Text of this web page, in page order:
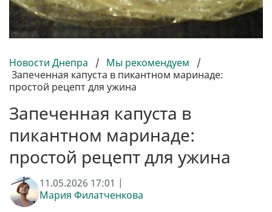
Новости Днепра / Мы рекомендуем
/
Запеченная капуста в пикантном маринаде:
простой рецепт для ужина
Запеченная капуста в
пикантном маринаде:
простой рецепт для ужина
11.05.2026 17:01 |
Мария Филатченкова